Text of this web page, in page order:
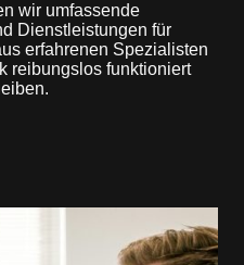
wir umfassende
Dienstleistungen für
erfahrenen Spezialisten
reibungslos funktioniert